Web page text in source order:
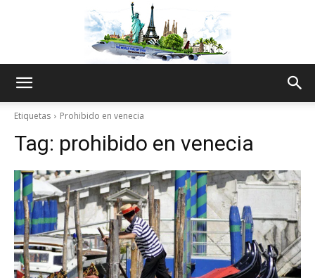
Thru
Etiquetas Prohibido en venecia
Tag: prohibido en venecia